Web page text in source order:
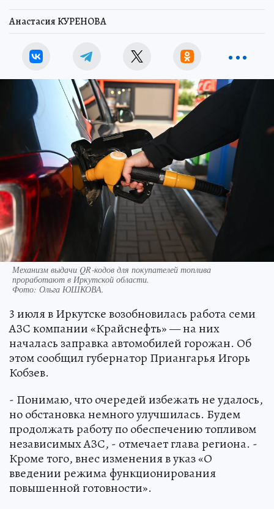
Анастасия КУРЕНОВА
Механизм выдачи QR‑кодов для покупателей топлива
проработают в Иркутской области.
Фото: Ольга ЮШКОВА.
3 июля в Иркутске возобновилась работа семи
АЗС компании «Крайснефть» — на них
началась заправка автомобилей горожан. Об
этом сообщил губернатор Приангарья Игорь
Кобзев.
- Понимаю, что очередей избежать не удалось,
но обстановка немного улучшилась. Будем
продолжать работу по обеспечению топливом
независимых АЗС, - отмечает глава региона. -
Кроме того, внес изменения в указ «О
введении режима функционирования
повышенной готовности».